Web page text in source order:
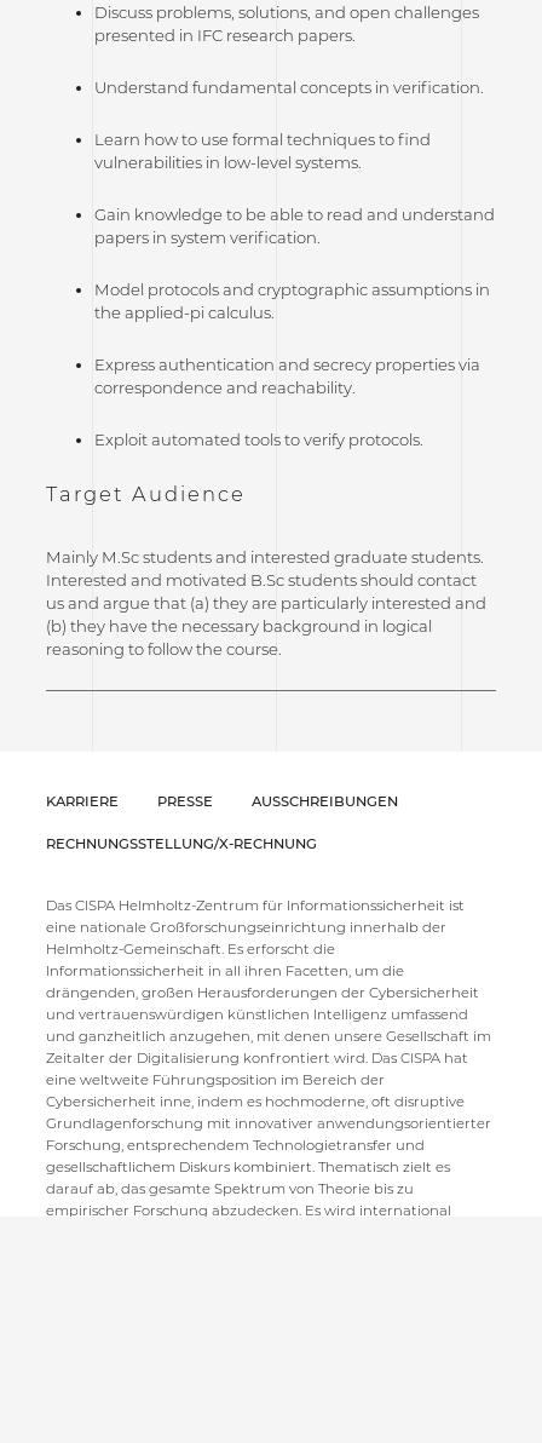
Discuss problems, solutions, and open challenges
presented in IFC research papers.
Understand fundamental concepts in verification.
Learn how to use formal techniques to find
vulnerabilities in low-level systems.
Gain knowledge to be able to read and understand
papers in system verification.
Model protocols and cryptographic assumptions in
the applied-pi calculus.
Express authentication and secrecy properties via
correspondence and reachability.
Exploit automated tools to verify protocols.
Target Audience
Mainly M.Sc students and interested graduate students.
Interested and motivated B.Sc students should contact
us and argue that (a) they are particularly interested and
(b) they have the necessary background in logical
reasoning to follow the course.
KARRIERE PRESSE AUSSCHREIBUNGEN
RECHNUNGSSTELLUNG/X-RECHNUNG
Das CISPA Helmholtz-Zentrum für Informationssicherheit ist
eine nationale Großforschungseinrichtung innerhalb der
Helmholtz-Gemeinschaft. Es erforscht die
Informationssicherheit in all ihren Facetten, um die
drängenden, großen Herausforderungen der Cybersicherheit
und vertrauenswürdigen künstlichen Intelligenz umfassend
und ganzheitlich anzugehen, mit denen unsere Gesellschaft im
Zeitalter der Digitalisierung konfrontiert wird. Das CISPA hat
eine weltweite Führungsposition im Bereich der
Cybersicherheit inne, indem es hochmoderne, oft disruptive
Grundlagenforschung mit innovativer anwendungsorientierter
Forschung, entsprechendem Technologietransfer und
gesellschaftlichem Diskurs kombiniert. Thematisch zielt es
darauf ab, das gesamte Spektrum von Theorie bis zu
empirischer Forschung abzudecken. Es wird international